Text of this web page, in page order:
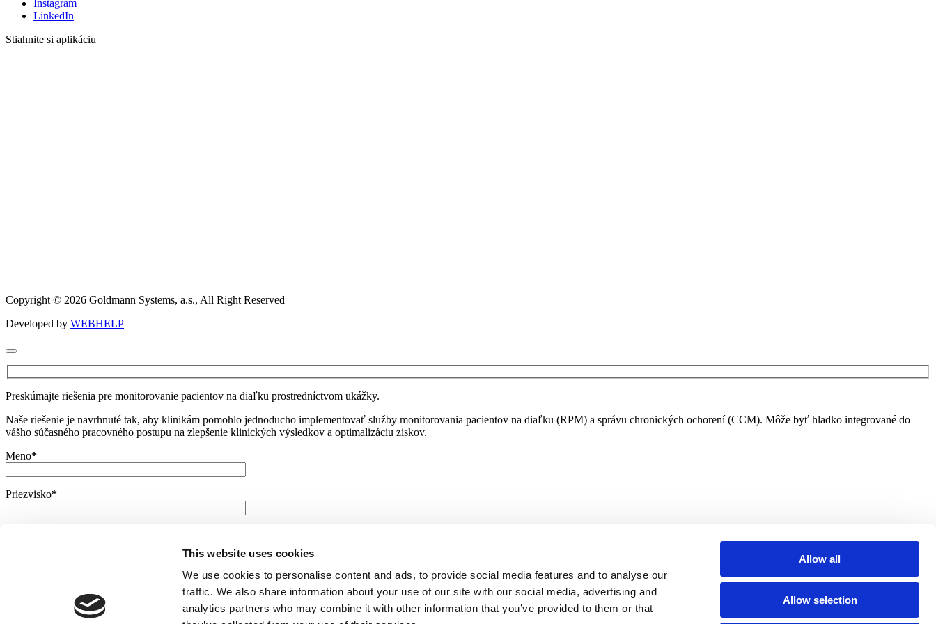
This website uses cookies
We use cookies to personalise content and ads, to provide social media features and to analyse our
traffic. We also share information about your use of our site with our social media, advertising and
analytics partners who may combine it with other information that you’ve provided to them or that
Allow all
Allow selection
Instagram
LinkedIn
Stiahnite si aplikáciu
Copyright © 2026 Goldmann Systems, a.s., All Right Reserved
Developed by WEBHELP
Preskúmajte riešenia pre monitorovanie pacientov na diaľku prostredníctvom ukážky.
Naše riešenie je navrhnuté tak, aby klinikám pomohlo jednoducho implementovať služby monitorovania pacientov na diaľku (RPM) a správu chronických ochorení (CCM). Môže byť hladko integrované do
vášho súčasného pracovného postupu na zlepšenie klinických výsledkov a optimalizáciu ziskov.
Meno*
Priezvisko*